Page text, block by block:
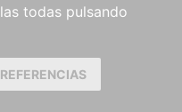
todas pulsando